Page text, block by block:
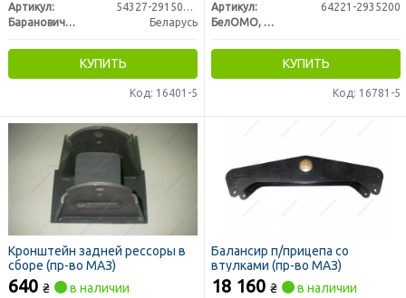
Артикул:
54327-2915006-60
Барановичский Автоагрегатный Завод,ОАО
Беларусь
КУПИТЬ
Код: 16401-5
Артикул:
64221-2935200
БелОМО, Беларусь
КУПИТЬ
Код: 16781-5
Кронштейн задней рессоры в
сборе (пр-во МАЗ)
640 ₴ в наличии
Балансир п/прицепа со
втулками (пр-во МАЗ)
18 160 ₴ в наличии